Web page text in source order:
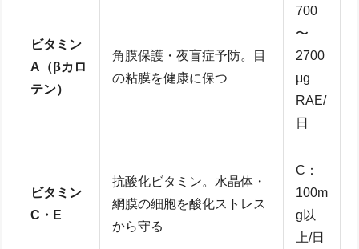
ビタミン
A（βカロ
テン）
角膜保護・夜盲症予防。目
の粘膜を健康に保つ
700
〜
2700
μg
RAE/
日
ビタミン
C・E
抗酸化ビタミン。水晶体・
網膜の細胞を酸化ストレス
から守る
C：
100m
g以
上/日